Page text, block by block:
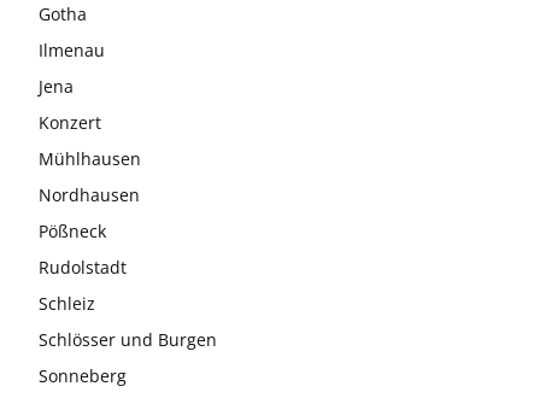
Gotha
Ilmenau
Jena
Konzert
Mühlhausen
Nordhausen
Pößneck
Rudolstadt
Schleiz
Schlösser und Burgen
Sonneberg